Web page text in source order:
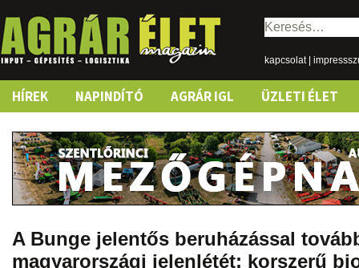
Keresés:
kapcsolat|
Skip
content
HÍREK NAPINDÍTÓ AGRÁR IGL ÜZLETI ÉLET
A Bunge jelentős beruházással
magyarországi jelenlétét: korszerű